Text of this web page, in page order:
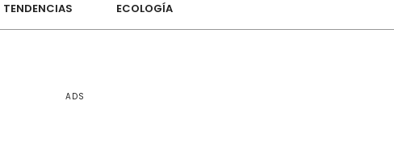
TENDENCIAS ECOLOGÍA
ADS